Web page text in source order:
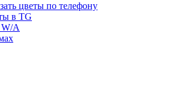
цветы по телефону
в TG
W/A